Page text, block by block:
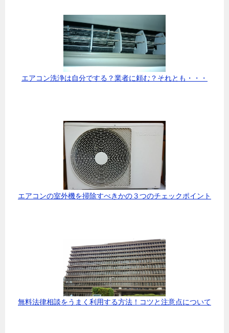
エアコン洗浄は自分でする？業者に頼む？それとも・・・
エアコンの室外機を掃除すべきかの３つのチェックポイント
無料法律相談をうまく利用する方法！コツと注意点について